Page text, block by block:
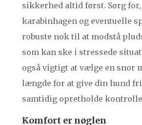
sikkerhed altid først. Sørg for,
karabinhagen og eventuelle
robuste nok til at modstå
som kan ske i stressede
også vigtigt at vælge en snor
længde for at give din hund
samtidig opretholde
Komfort er nøglen